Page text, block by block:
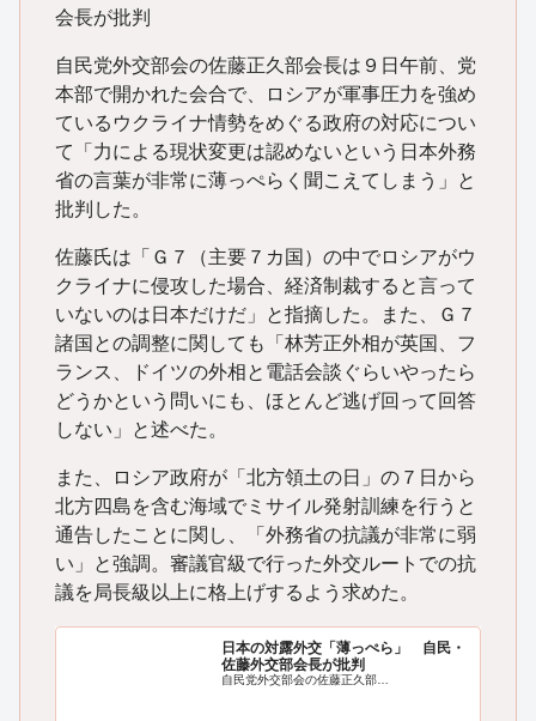
会長が批判
自民党外交部会の佐藤正久部会長は９日午前、党
本部で開かれた会合で、ロシアが軍事圧力を強め
ているウクライナ情勢をめぐる政府の対応につい
て「力による現状変更は認めないという日本外務
省の言葉が非常に薄っぺらく聞こえてしまう」と
批判した。
佐藤氏は「Ｇ７（主要７カ国）の中でロシアがウ
クライナに侵攻した場合、経済制裁すると言って
いないのは日本だけだ」と指摘した。また、Ｇ７
諸国との調整に関しても「林芳正外相が英国、フ
ランス、ドイツの外相と電話会談ぐらいやったら
どうかという問いにも、ほとんど逃げ回って回答
しない」と述べた。
また、ロシア政府が「北方領土の日」の７日から
北方四島を含む海域でミサイル発射訓練を行うと
通告したことに関し、「外務省の抗議が非常に弱
い」と強調。審議官級で行った外交ルートでの抗
議を局長級以上に格上げするよう求めた。
日本の対露外交「薄っぺら」 自民・
佐藤外交部会長が批判
自民党外交部会の佐藤正久部…